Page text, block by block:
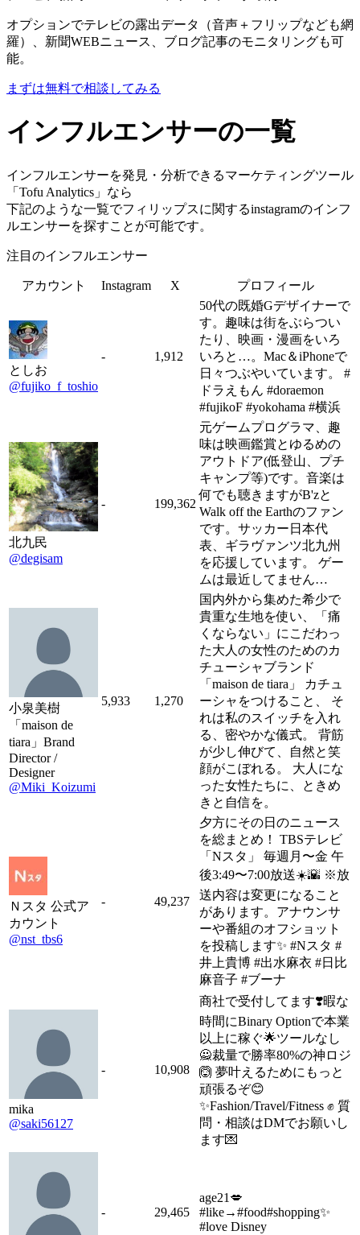
オプションでテレビの露出データ（音声＋フリップなども網
羅）、新聞WEBニュース、ブログ記事のモニタリングも可
能。
まずは無料で相談してみる
インフルエンサーの一覧
インフルエンサーを発見・分析できるマーケティングツール
「Tofu Analytics」なら
下記のような一覧でフィリップスに関するinstagramのインフ
ルエンサーを探すことが可能です。
注目のインフルエンサー
アカウント Instagram X プロフィール
としお
@fujiko_f_toshio
- 1,912
50代の既婚Gデザイナーで
す。趣味は街をぶらつい
たり、映画・漫画をいろ
いろと…。Mac＆iPhoneで
日々つぶやいています。 #
ドラえもん #doraemon
#fujikoF #yokohama #横浜
北九民
@degisam
- 199,362
元ゲームプログラマ、趣
味は映画鑑賞とゆるめの
アウトドア(低登山、プチ
キャンプ等)です。音楽は
何でも聴きますがB'zと
Walk off the Earthのファン
です。サッカー日本代
表、ギラヴァンツ北九州
を応援しています。 ゲー
ムは最近してません…
小泉美樹
「maison de
tiara」Brand
Director /
Designer
@Miki_Koizumi
5,933 1,270
国内外から集めた希少で
貴重な生地を使い、「痛
くならない」にこだわっ
た大人の女性のためのカ
チューシャブランド
「maison de tiara」 カチュ
ーシャをつけること、 そ
れは私のスイッチを入れ
る、密やかな儀式。 背筋
が少し伸びて、自然と笑
顔がこぼれる。 大人にな
った女性たちに、ときめ
きと自信を。
Ｎスタ 公式ア
カウント
@nst_tbs6
- 49,237
夕方にその日のニュース
を総まとめ！ TBSテレビ
「Nスタ」 毎週月〜金 午
後3:49〜7:00放送☀️🌇 ※放
送内容は変更になること
があります。アナウンサ
ーや番組のオフショット
を投稿します✨ #Nスタ #
井上貴博 #出水麻衣 #日比
麻音子 #ブーナ
mika
@saki56127
- 10,908
商社で受付してます❣️暇な
時間にBinary Optionで本業
以上に稼ぐ🌟ツールなし
🙅裁量で勝率80%の神ロジ
🙆 夢叶えるためにもっと
頑張るぞ😊
✨Fashion/Travel/Fitness ✊ 質
問・相談はDMでお願いし
ます💌
- 29,465
age21💋
#like→#food#shopping✨
#love Disney